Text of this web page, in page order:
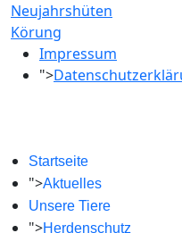
Neujahrshüten
Körung
Impressum
">
Startseite
">Aktuelles
Unsere Tiere
">Herdenschutz